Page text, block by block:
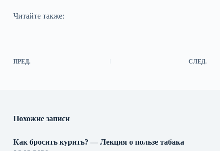
Читайте также:
ПРЕД. СЛЕД.
Похожие записи
Как бросить курить? — Лекция о пользе табака